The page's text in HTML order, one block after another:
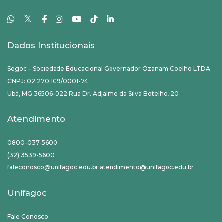
𝕏
Dados Institucionais
Segoc – Sociedade Educacional Governador Ozanam Coelho LTDA
CNPJ: 02.270.109/0001-74
Ubá, MG 36506-022 Rua Dr. Adjalme da Silva Botelho, 20
Atendimento
0800-037-5600
(32) 3539-5600
faleconosco@unifagoc.edu.br atendimento@unifagoc.edu.br
Unifagoc
Fale Conosco